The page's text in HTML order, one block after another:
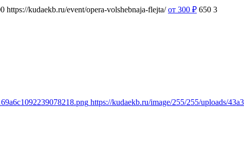
https://kudaekb.ru/event/opera-volshebnaja-flejta/ от 300 ₽ 650 3
https://kudaekb.ru/image/255/255/uploads/